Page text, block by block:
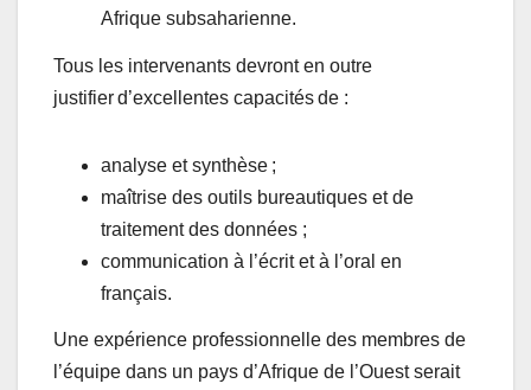
Afrique subsaharienne.
Tous les intervenants devront en outre
justifier d’excellentes capacités de :
analyse et synthèse ;
maîtrise des outils bureautiques et de
traitement des données ;
communication à l’écrit et à l’oral en
français.
Une expérience professionnelle des membres de
l’équipe dans un pays d’Afrique de l’Ouest serait